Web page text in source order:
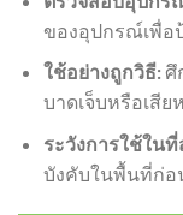
ของอุปกรณ์เพื่อ
ใช้อย่างถูกวิธี:ศึ
บาดเจ็บหรือเสีย
ระวังการใช้ใน
บังคับในพื้นที่ก่อ